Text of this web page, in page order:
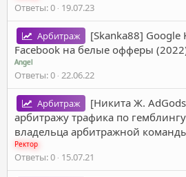
Ответы 0 19.07.23
Арбитраж
[Skanka88] Google
Facebook на белые офферы
Angel
Ответы 0 22.06.22
Арбитраж
[Никита Ж.
арбитражу трафика по
владельца арбитражной
Ректор
Ответы 0 15.07.21